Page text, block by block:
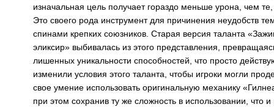
изначальная цель получает гораздо меньше урона, чем те,
Это своего рода инструмент для причинения неудобств
спинами крепких союзников. Старая версия таланта
эликсир» выбивалась из этого представления,
лишенных уникальности способностей, что просто
изменили условия этого таланта, чтобы игроки могли
свое умение использовать оригинальную механику
при этом сохранив ту же сложность в использовании, что